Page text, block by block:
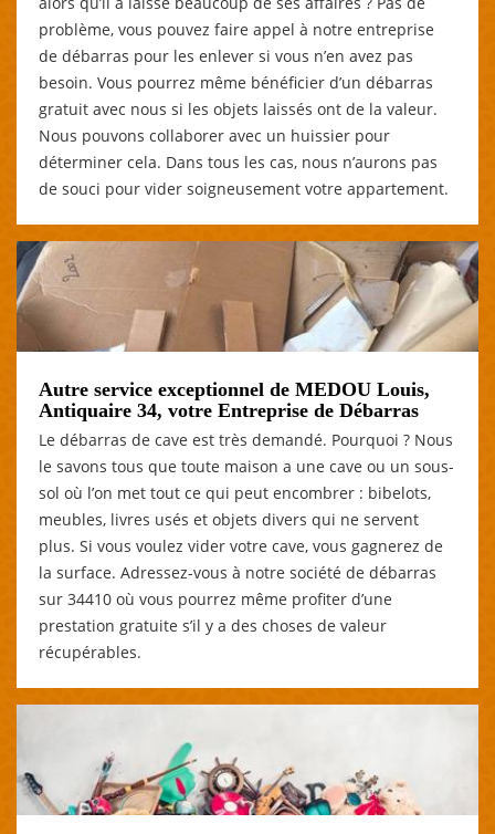
problème, vous pouvez faire appel à notre entreprise
de débarras pour les enlever si vous n’en avez pas
besoin. Vous pourrez même bénéficier d’un débarras
gratuit avec nous si les objets laissés ont de la valeur.
Nous pouvons collaborer avec un huissier pour
déterminer cela. Dans tous les cas, nous n’aurons pas
de souci pour vider soigneusement votre appartement.
Autre service exceptionnel de MEDOU Louis,
Antiquaire 34, votre Entreprise de Débarras
Le débarras de cave est très demandé. Pourquoi ? Nous
le savons tous que toute maison a une cave ou un sous-
sol où l’on met tout ce qui peut encombrer : bibelots,
meubles, livres usés et objets divers qui ne servent
plus. Si vous voulez vider votre cave, vous gagnerez de
la surface. Adressez-vous à notre société de débarras
sur 34410 où vous pourrez même profiter d’une
prestation gratuite s’il y a des choses de valeur
récupérables.